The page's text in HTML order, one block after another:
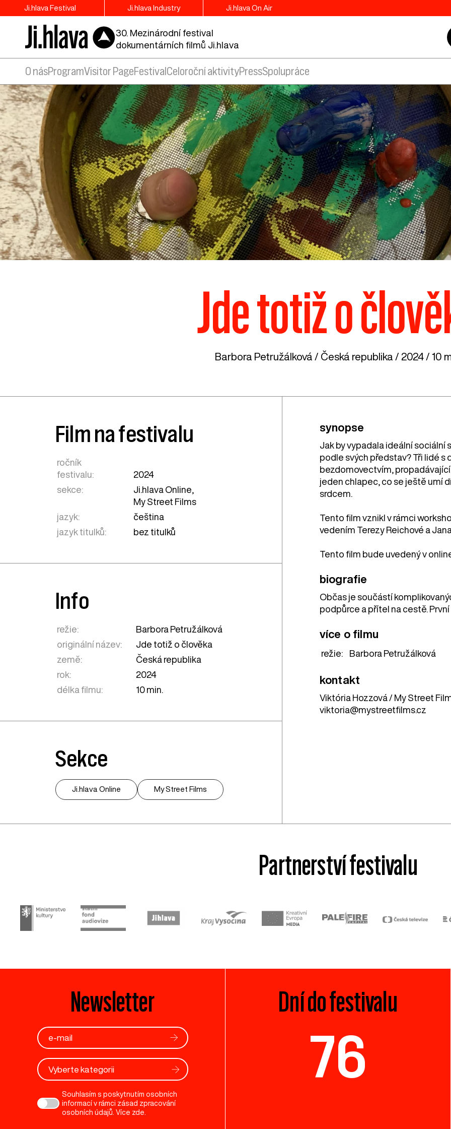
Ji.hlava Festival Ji.hlava Industry Ji.hlava On Air
30. Mezinárodní festival
dokumentárních filmů Ji.hlava
O násProgramVisitor PageFestival Celoroční aktivityPressSpolupráce
Jde totiž o
Barbora Petružálková / Česká republika / 2024 / 10
synopse
Jak by vypadala ideální sociální
podle svých představ? Tři lidé
bezdomovectvím,
jeden chlapec, co se ještě umí
srdcem.
Tento film vznikl v rámci
vedením Terezy Reichové a
Tento film bude uvedený v
biografie
Občas je součástí
podpůrce a přítel na cestě.
více o filmu
režie: Barbora Petružálková
kontakt
Viktória Hozzová / My Street
viktoria@mystreetfilms.cz
Film na festivalu
ročník
festivalu:
2024
sekce:
Ji.hlava Online
My Street Films
jazyk:
čeština
jazyk titulků:
bez titulků
Info
režie:
Barbora Petružálková
originální název:
Jde totiž o člověka
země:
Česká republika
rok:
2024
délka filmu:
10 min.
Sekce
Ji.hlava Online My Street Films
Partnerství festivalu
Newsletter
Vyberte kategorii
Souhlasím s poskytnutím osobních
informací v rámci zásad zpracování
osobních údajů. Více zde.
Dní do festivalu
76